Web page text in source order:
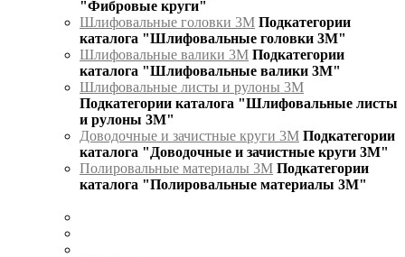
"Фибровые круги"
Шлифовальные головки 3М Подкатегории
каталога "Шлифовальные головки 3М"
Шлифовальные валики 3М Подкатегории
каталога "Шлифовальные валики 3М"
Шлифовальные листы и рулоны 3М
Подкатегории каталога "Шлифовальные листы
и рулоны 3М"
Доводочные и зачистные круги 3М Подкатегории
каталога "Доводочные и зачистные круги 3М"
Полировальные материалы 3М Подкатегории
каталога "Полировальные материалы 3М"